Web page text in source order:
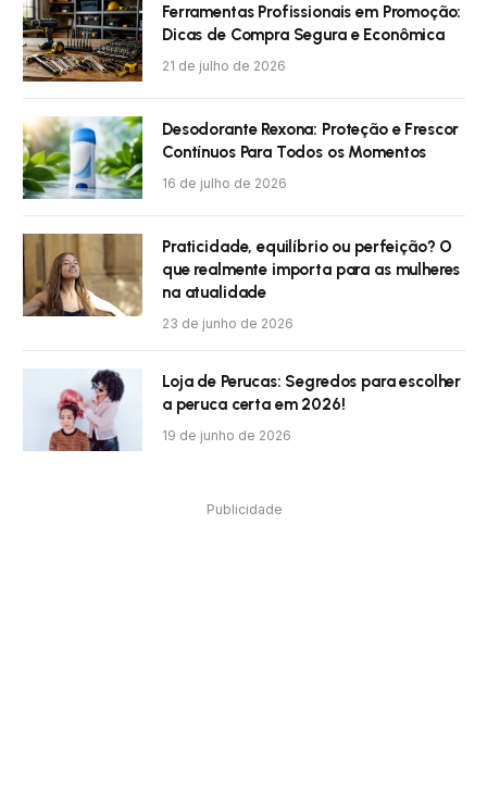
Ferramentas Profissionais em Promoção:
Dicas de Compra Segura e Econômica
21 de julho de 2026
Desodorante Rexona: Proteção e Frescor
Contínuos Para Todos os Momentos
16 de julho de 2026
Praticidade, equilíbrio ou perfeição? O
que realmente importa para as mulheres
na atualidade
23 de junho de 2026
Loja de Perucas: Segredos para escolher
a peruca certa em 2026!
19 de junho de 2026
Publicidade